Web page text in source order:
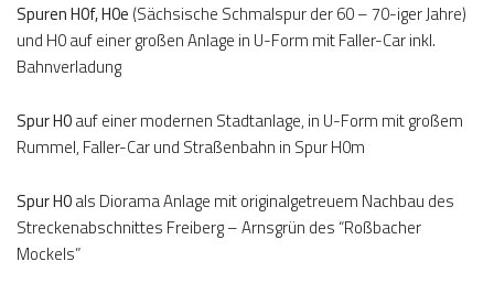
Spuren H0f, H0e (Sächsische Schmalspur der 60 – 70-iger Jahre)
und H0 auf einer großen Anlage in U-Form mit Faller-Car inkl.
Bahnverladung
Spur H0auf einer modernen Stadtanlage, in U-Form mit großem
Rummel, Faller-Car und Straßenbahn in Spur H0m
Spur H0als Diorama Anlage mit originalgetreuem Nachbau des
Streckenabschnittes Freiberg – Arnsgrün des “Roßbacher
Mockels”